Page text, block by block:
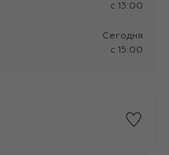
c 13:00
Сегодня
c 15:00